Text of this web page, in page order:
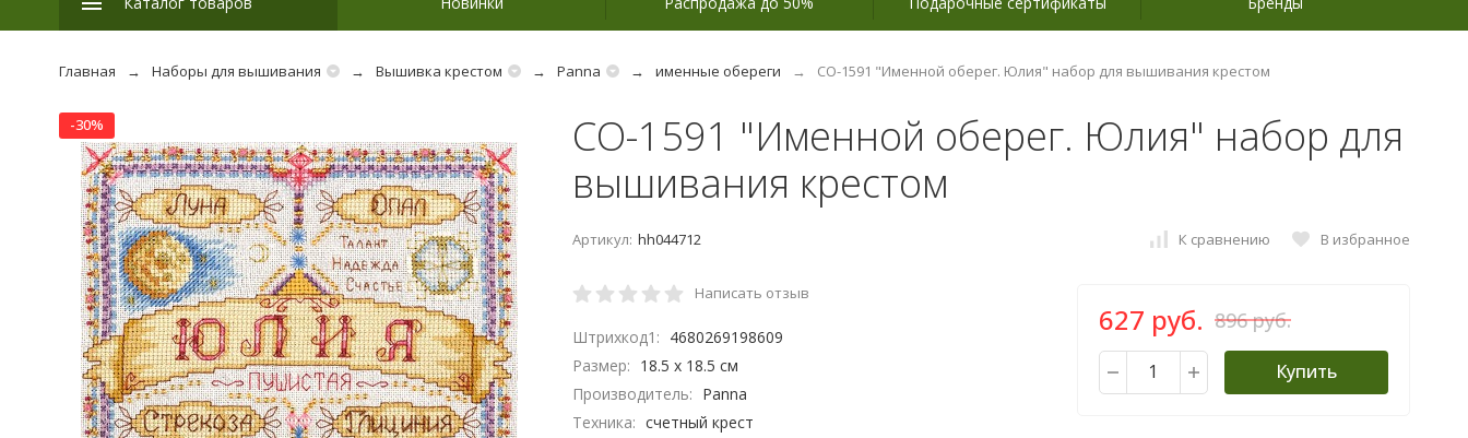
Главная Наборы для вышивания Вышивка крестом Panna именные обереги СО-1591 "Именной оберег. Юлия" набор для вышивания крестом
-30%
СО-1591 "Именной оберег. Юлия" набор для
вышивания крестом
Артикул: hh044712 К сравнению В избранное
Написать отзыв
Штрихкод1: 4680269198609
Размер: 18.5 x 18.5 см
Производитель: Panna
Техника: счетный крест
627 руб. 896 руб.
Купить